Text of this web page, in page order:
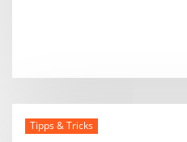
Tipps & Tricks